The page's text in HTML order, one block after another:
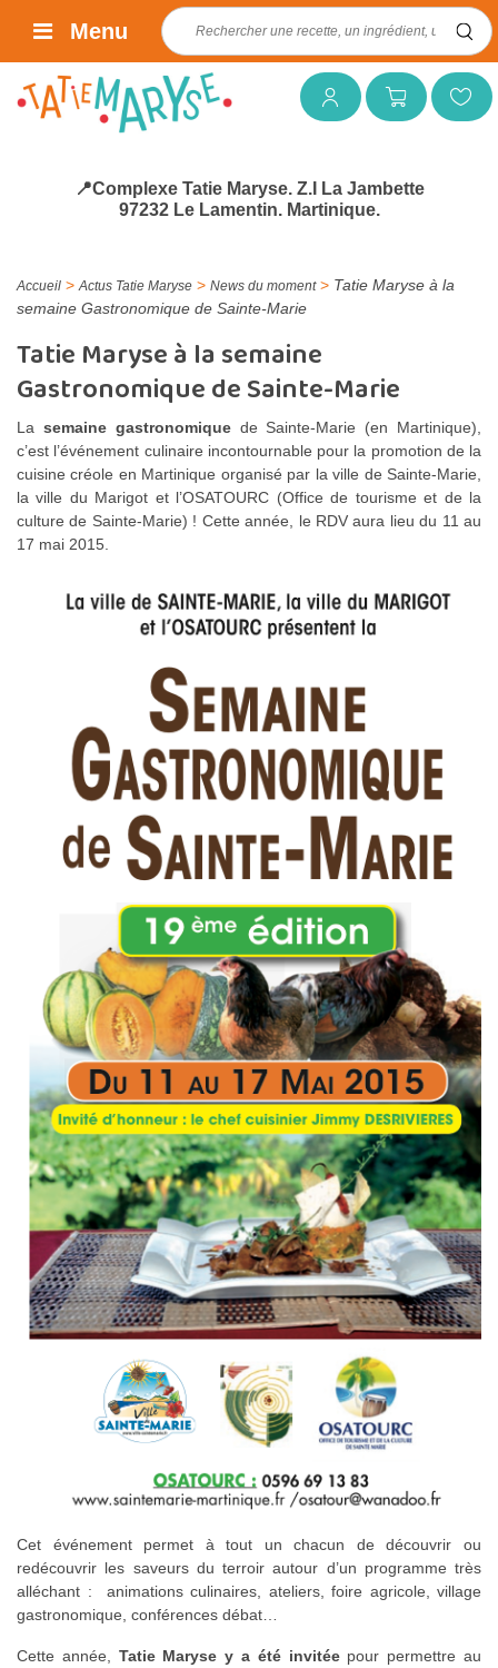
Mon compteMon panierMes favoris
Rechercher :
Menu
📍Complexe Tatie Maryse. Z.I La Jambette
97232 Le Lamentin. Martinique.
Accueil > Actus Tatie Maryse > News du moment> Tatie Maryse à la
semaine Gastronomique de Sainte-Marie
Tatie Maryse à la semaine
Gastronomique de Sainte-Marie
La semaine gastronomiquede Sainte-Marie (en Martinique),
c’est l’événement culinaire incontournable pour la promotion de la
cuisine créole en Martinique organisé par la ville de Sainte-Marie,
la ville du Marigot et l’OSATOURC (Office de tourisme et de la
culture de Sainte-Marie) ! Cette année, le RDV aura lieu du 11 au
17 mai 2015.
Cet événement permet à tout un chacun de découvrir ou
redécouvrir les saveurs du terroir autour d’un programme très
alléchant : animations culinaires, ateliers, foire agricole, village
gastronomique, conférences débat…
Cette année, Tatie Maryse y a été invitéepour permettre au